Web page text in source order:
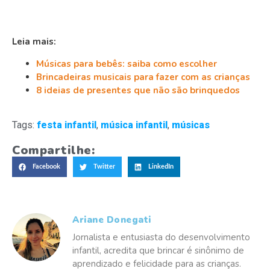
Leia mais:
Músicas para bebês: saiba como escolher
Brincadeiras musicais para fazer com as crianças
8 ideias de presentes que não são brinquedos
Tags: festa infantil , música infantil , músicas
Compartilhe:
Facebook Twitter LinkedIn
Ariane Donegati
Jornalista e entusiasta do desenvolvimento
infantil, acredita que brincar é sinônimo de
aprendizado e felicidade para as crianças.